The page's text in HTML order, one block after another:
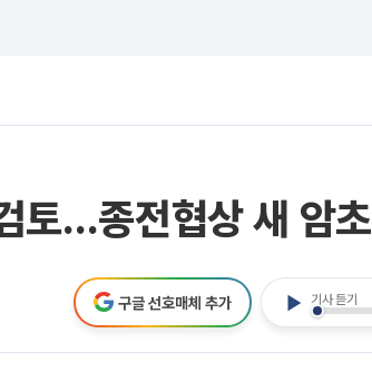
토…종전협상 새 암초
기사 듣기
구글 선호매체 추가